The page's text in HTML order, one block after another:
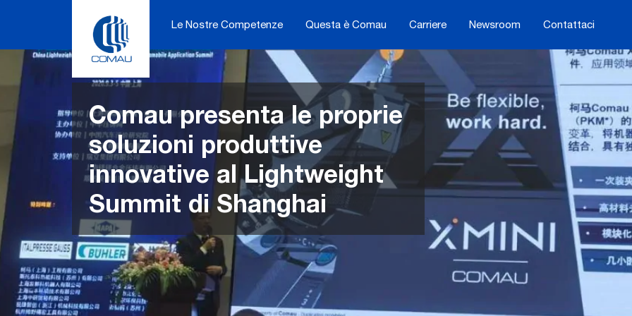
Le Nostre Competenze Questa è Comau Carriere Newsroom Contattaci
Comau presenta le proprie
soluzioni produttive
innovative al Lightweight
Summit di Shanghai